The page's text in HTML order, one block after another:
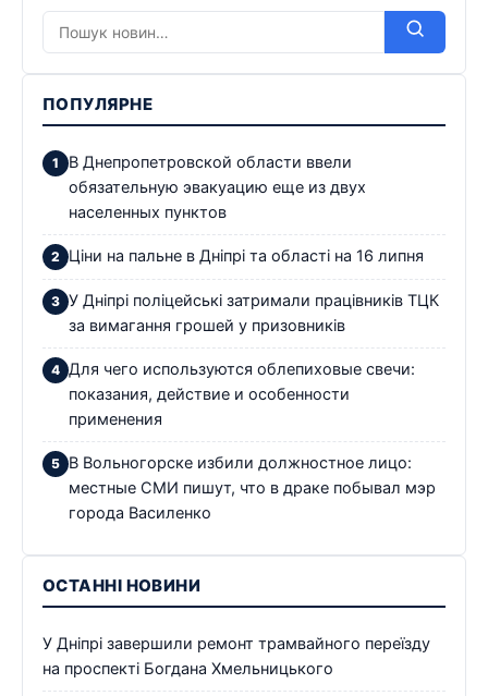
ПОПУЛЯРНЕ
В Днепропетровской области ввели
обязательную эвакуацию еще из двух
населенных пунктов
Ціни на пальне в Дніпрі та області на 16 липня
У Дніпрі поліцейські затримали працівників ТЦК
за вимагання грошей у призовників
Для чего используются облепиховые свечи:
показания, действие и особенности
применения
В Вольногорске избили должностное лицо:
местные СМИ пишут, что в драке побывал мэр
города Василенко
ОСТАННІ НОВИНИ
У Дніпрі завершили ремонт трамвайного переїзду
на проспекті Богдана Хмельницького